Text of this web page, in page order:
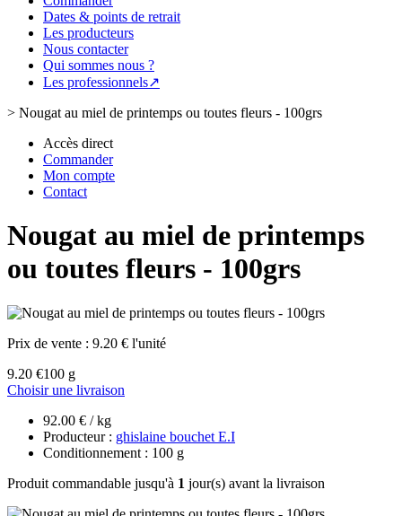
Dates & points de retrait
Les producteurs
Nous contacter
Qui sommes nous ?
Les professionnels↗
> Nougat au miel de printemps ou toutes fleurs - 100grs
Accès direct
Commander
Mon compte
Contact
Nougat au miel de printemps
ou toutes fleurs - 100grs
Prix de vente : 9.20 € l'unité
9.20 €100 g
Choisir une livraison
92.00 € / kg
Producteur : ghislaine bouchet E.I
Conditionnement : 100 g
Produit commandable jusqu'à 1 jour(s) avant la livraison